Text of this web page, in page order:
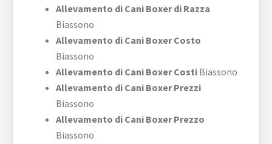
Allevamento di Cani Boxer di Razza
Biassono
Allevamento di Cani Boxer Costo
Biassono
Allevamento di Cani Boxer Costi Biassono
Allevamento di Cani Boxer Prezzi
Biassono
Allevamento di Cani Boxer Prezzo
Biassono